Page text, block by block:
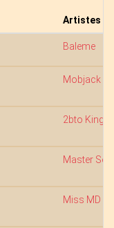
Artistes
Baleme
Mobjack
2bto King
Master
Miss MD